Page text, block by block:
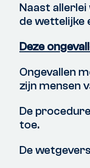
Naast
de wettelijke
Deze
Ongevallen
zijn mensen
De
toe.
De